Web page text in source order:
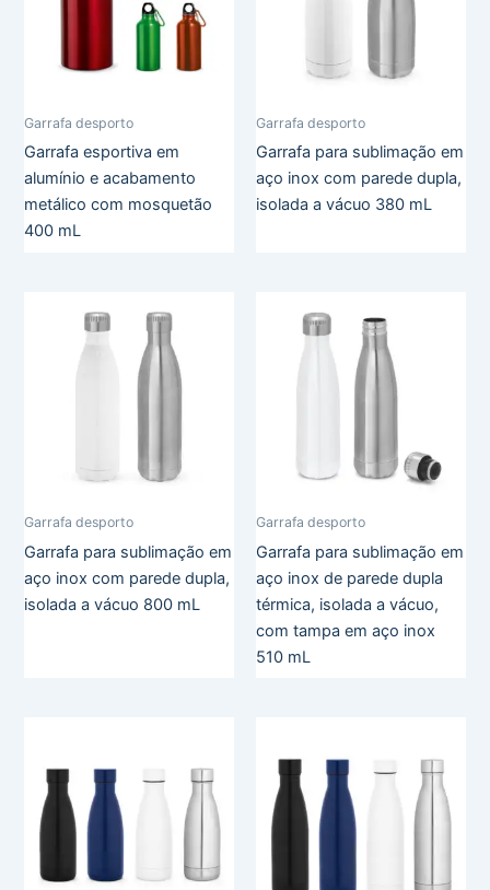
Garrafa desporto
Garrafa esportiva em
alumínio e acabamento
metálico com mosquetão
400 mL
Garrafa desporto
Garrafa para sublimação em
aço inox com parede dupla,
isolada a vácuo 380 mL
Garrafa desporto
Garrafa para sublimação em
aço inox com parede dupla,
isolada a vácuo 800 mL
Garrafa desporto
Garrafa para sublimação em
aço inox de parede dupla
térmica, isolada a vácuo,
com tampa em aço inox
510 mL